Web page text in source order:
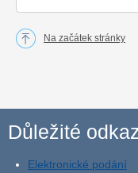
Na začátek stránky
Důležité
Elektronické podání